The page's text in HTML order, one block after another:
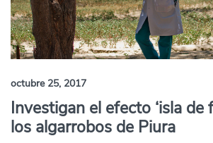
octubre 25, 2017
Investigan el efecto ‘isla de
los algarrobos de Piura